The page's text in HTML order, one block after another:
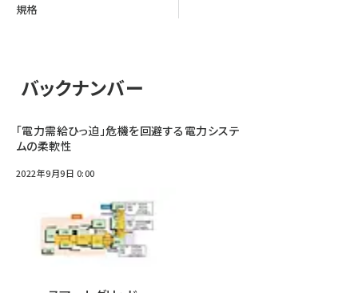
規格
バックナンバー
「電力需給ひっ迫」危機を回避する電力システ
ムの柔軟性
2022年9月9日 0:00